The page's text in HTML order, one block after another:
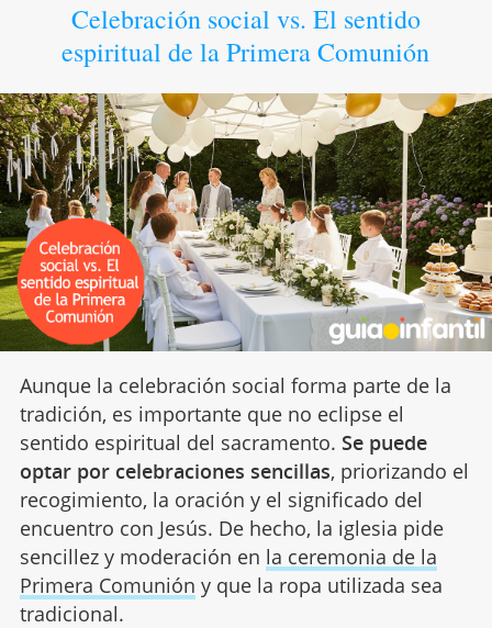
Celebración social vs. El sentido
espiritual de la Primera Comunión
Aunque la celebración social forma parte de la
tradición, es importante que no eclipse el
sentido espiritual del sacramento. Se puede
optar por celebraciones sencillas, priorizando el
recogimiento, la oración y el significado del
encuentro con Jesús. De hecho, la iglesia pide
sencillez y moderación en la ceremonia de la
Primera Comunión y que la ropa utilizada sea
tradicional.